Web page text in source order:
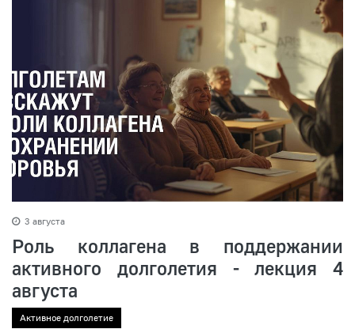
3 августа
Роль коллагена в поддержании
активного долголетия - лекция 4
августа
Активное долголетие